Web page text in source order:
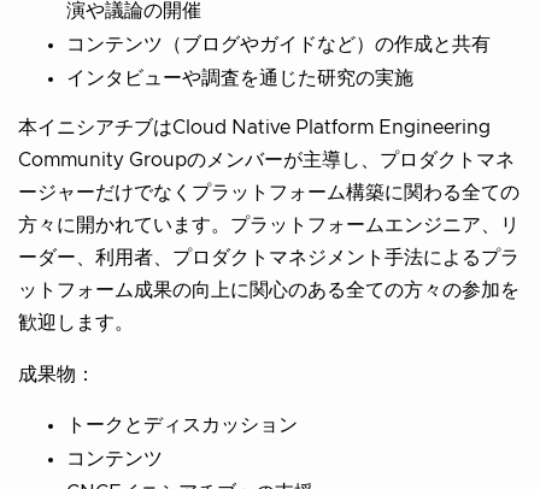
演や議論の開催
コンテンツ（ブログやガイドなど）の作成と共有
インタビューや調査を通じた研究の実施
本イニシアチブはCloud Native Platform Engineering
Community Groupのメンバーが主導し、プロダクトマネ
ージャーだけでなくプラットフォーム構築に関わる全ての
方々に開かれています。プラットフォームエンジニア、リ
ーダー、利用者、プロダクトマネジメント手法によるプラ
ットフォーム成果の向上に関心のある全ての方々の参加を
歓迎します。
成果物：
トークとディスカッション
コンテンツ